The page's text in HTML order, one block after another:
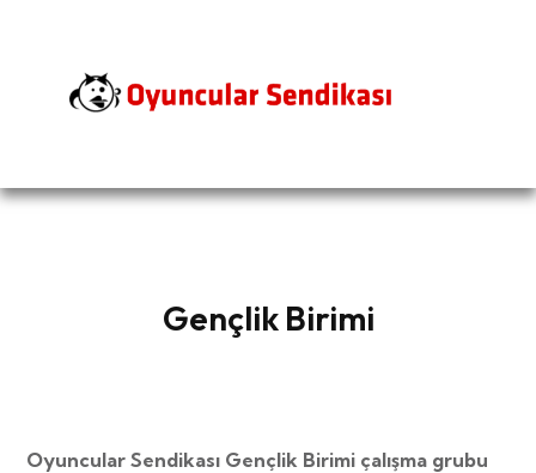
Gençlik Birimi
Oyuncular Sendikası Gençlik Birimi çalışma grubu